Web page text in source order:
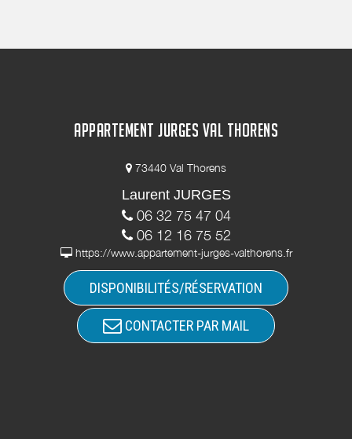
APPARTEMENT JURGES VAL THORENS
73440 Val Thorens
Laurent JURGES
06 32 75 47 04
06 12 16 75 52
https://www.appartement-jurges-valthorens.fr
DISPONIBILITÉS/RÉSERVATION
CONTACTER PAR MAIL